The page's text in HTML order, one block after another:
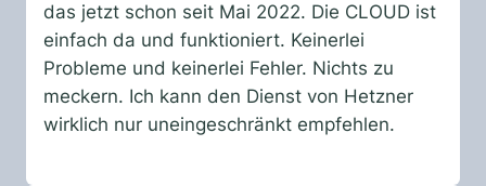
das jetzt schon seit Mai 2022. Die CLOUD ist
einfach da und funktioniert. Keinerlei
Probleme und keinerlei Fehler. Nichts zu
meckern. Ich kann den Dienst von Hetzner
wirklich nur uneingeschränkt empfehlen.